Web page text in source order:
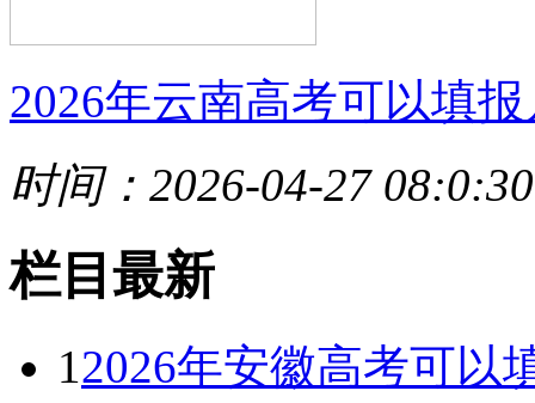
2026年云南高考可以填
时间：2026-04-27 08:0:30
栏目最新
12026年安徽高考可以